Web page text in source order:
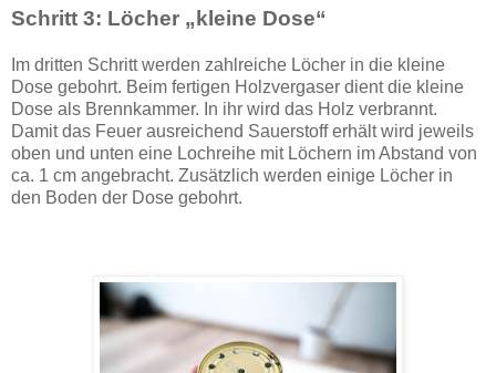
Schritt 3: Löcher „kleine Dose“
Im dritten Schritt werden zahlreiche Löcher in die kleine
Dose gebohrt. Beim fertigen Holzvergaser dient die kleine
Dose als Brennkammer. In ihr wird das Holz verbrannt.
Damit das Feuer ausreichend Sauerstoff erhält wird jeweils
oben und unten eine Lochreihe mit Löchern im Abstand von
ca. 1 cm angebracht. Zusätzlich werden einige Löcher in
den Boden der Dose gebohrt.